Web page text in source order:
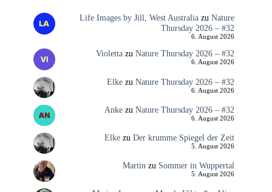
Life Images by Jill, West Australiazu Nature
Thursday 2026 – #32
6. August 2026
Violettazu Nature Thursday 2026 – #32
6. August 2026
Elkezu Nature Thursday 2026 – #32
6. August 2026
Ankezu Nature Thursday 2026 – #32
6. August 2026
Elkezu Der krumme Spiegel der Zeit
5. August 2026
Martin zu Sommer in Wuppertal
5. August 2026